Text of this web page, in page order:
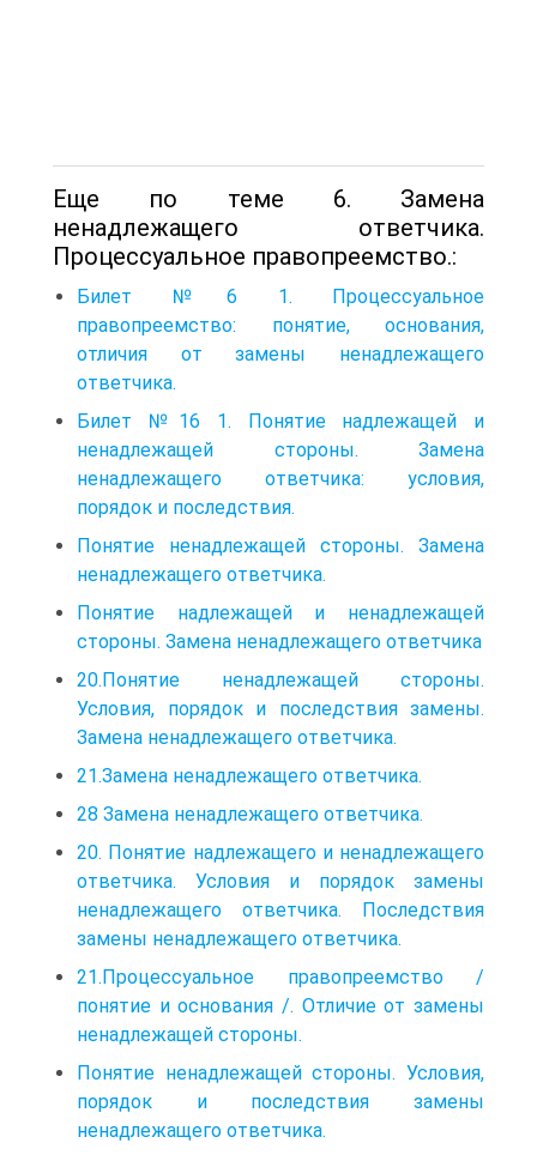
Еще по теме 6. Замена
ненадлежащего ответчика.
Процессуальное правопреемство.:
Билет №6 1. Процессуальное
правопреемство: понятие, основания,
отличия от замены ненадлежащего
ответчика.
Билет №16 1. Понятие надлежащей и
ненадлежащей стороны. Замена
ненадлежащего ответчика: условия,
порядок и последствия.
Понятие ненадлежащей стороны. Замена
ненадлежащего ответчика.
Понятие надлежащей и ненадлежащей
стороны. Замена ненадлежащего ответчика
20.Понятие ненадлежащей стороны.
Условия, порядок и последствия замены.
Замена ненадлежащего ответчика.
21.Замена ненадлежащего ответчика.
28 Замена ненадлежащего ответчика.
20. Понятие надлежащего и ненадлежащего
ответчика. Условия и порядок замены
ненадлежащего ответчика. Последствия
замены ненадлежащего ответчика.
21.Процессуальное правопреемство /
понятие и основания /. Отличие от замены
ненадлежащей стороны.
Понятие ненадлежащей стороны. Условия,
порядок и последствия замены
ненадлежащего ответчика.